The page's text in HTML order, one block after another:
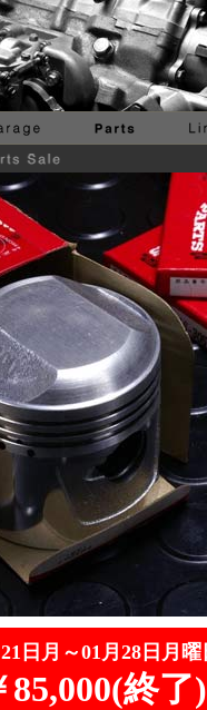
日月～01月28日月曜
85,000(終了)